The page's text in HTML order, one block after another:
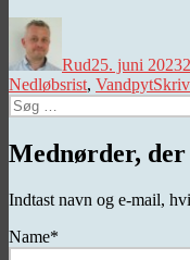
Rud25. juni 2023
Nedløbsrist, Vandpyt
Søg
efter:
Mednørder,
Indtast navn og e-mail,
Name*